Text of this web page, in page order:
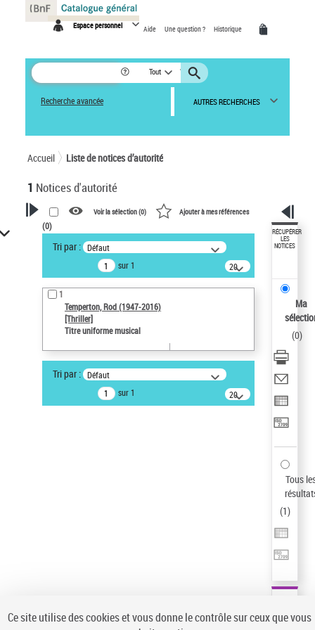
Espace personnel Aide Une question ? Historique
Tout
Recherche avancée AUTRES RECHERCHES
Accueil Liste de notices d’autorité
1 Notices d'autorité
VOTRE RECHERCHE
Recherche avancée dans les
notices d’autorité
Œuvres liées à l'auteur :
Temperton, Rod (1947-2016)
Type de notice d'autorité
Voir la sélection (0) Ajouter à mes références
(0)
Tri par : Défaut
sur 1
20
résultats/page
1
Temperton, Rod (1947-2016)
[Thriller]
Titre uniforme musical
Tri par : Défaut
sur 1
20
résultats/page
RÉCUPÉRER
LES
NOTICES
Ma
(0)
Tous
(1)
Panneau de gestion des cookies
Ce site utilise des cookies et vous donne le contrôle sur ceux que vous